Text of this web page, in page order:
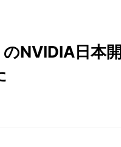
NVIDIA日本開